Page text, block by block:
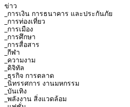
ข่าว
_การเงิน การธนาคาร และประกันภัย
_การท่องเที่ยว
_การเมือง
_การศึกษา
_การสื่อสาร
_กีฬา
_ความงาม
_ดิจิทัล
_ธุรกิจ การตลาด
_นิทรรศการ งานมหกรรม
_บันเทิง
_พลังงาน สิ่งแวดล้อม